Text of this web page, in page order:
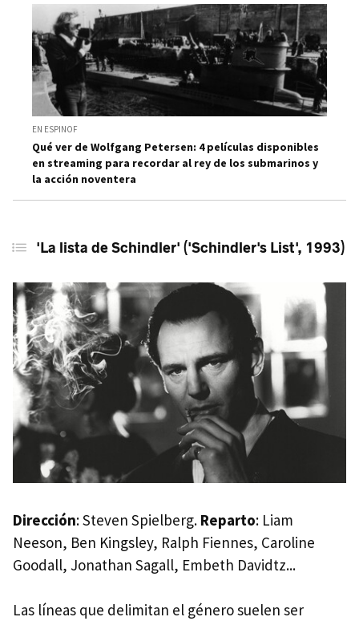
EN ESPINOF
Qué ver de Wolfgang Petersen: 4 películas disponibles
en streaming para recordar al rey de los submarinos y
la acción noventera
'La lista de Schindler' ('Schindler's List', 1993)
Dirección: Steven Spielberg. Reparto: Liam
Neeson, Ben Kingsley, Ralph Fiennes, Caroline
Goodall, Jonathan Sagall, Embeth Davidtz...
Las líneas que delimitan el género suelen ser